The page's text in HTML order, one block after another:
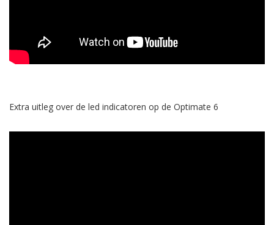
Extra uitleg over de led indicatoren op de Optimate 6